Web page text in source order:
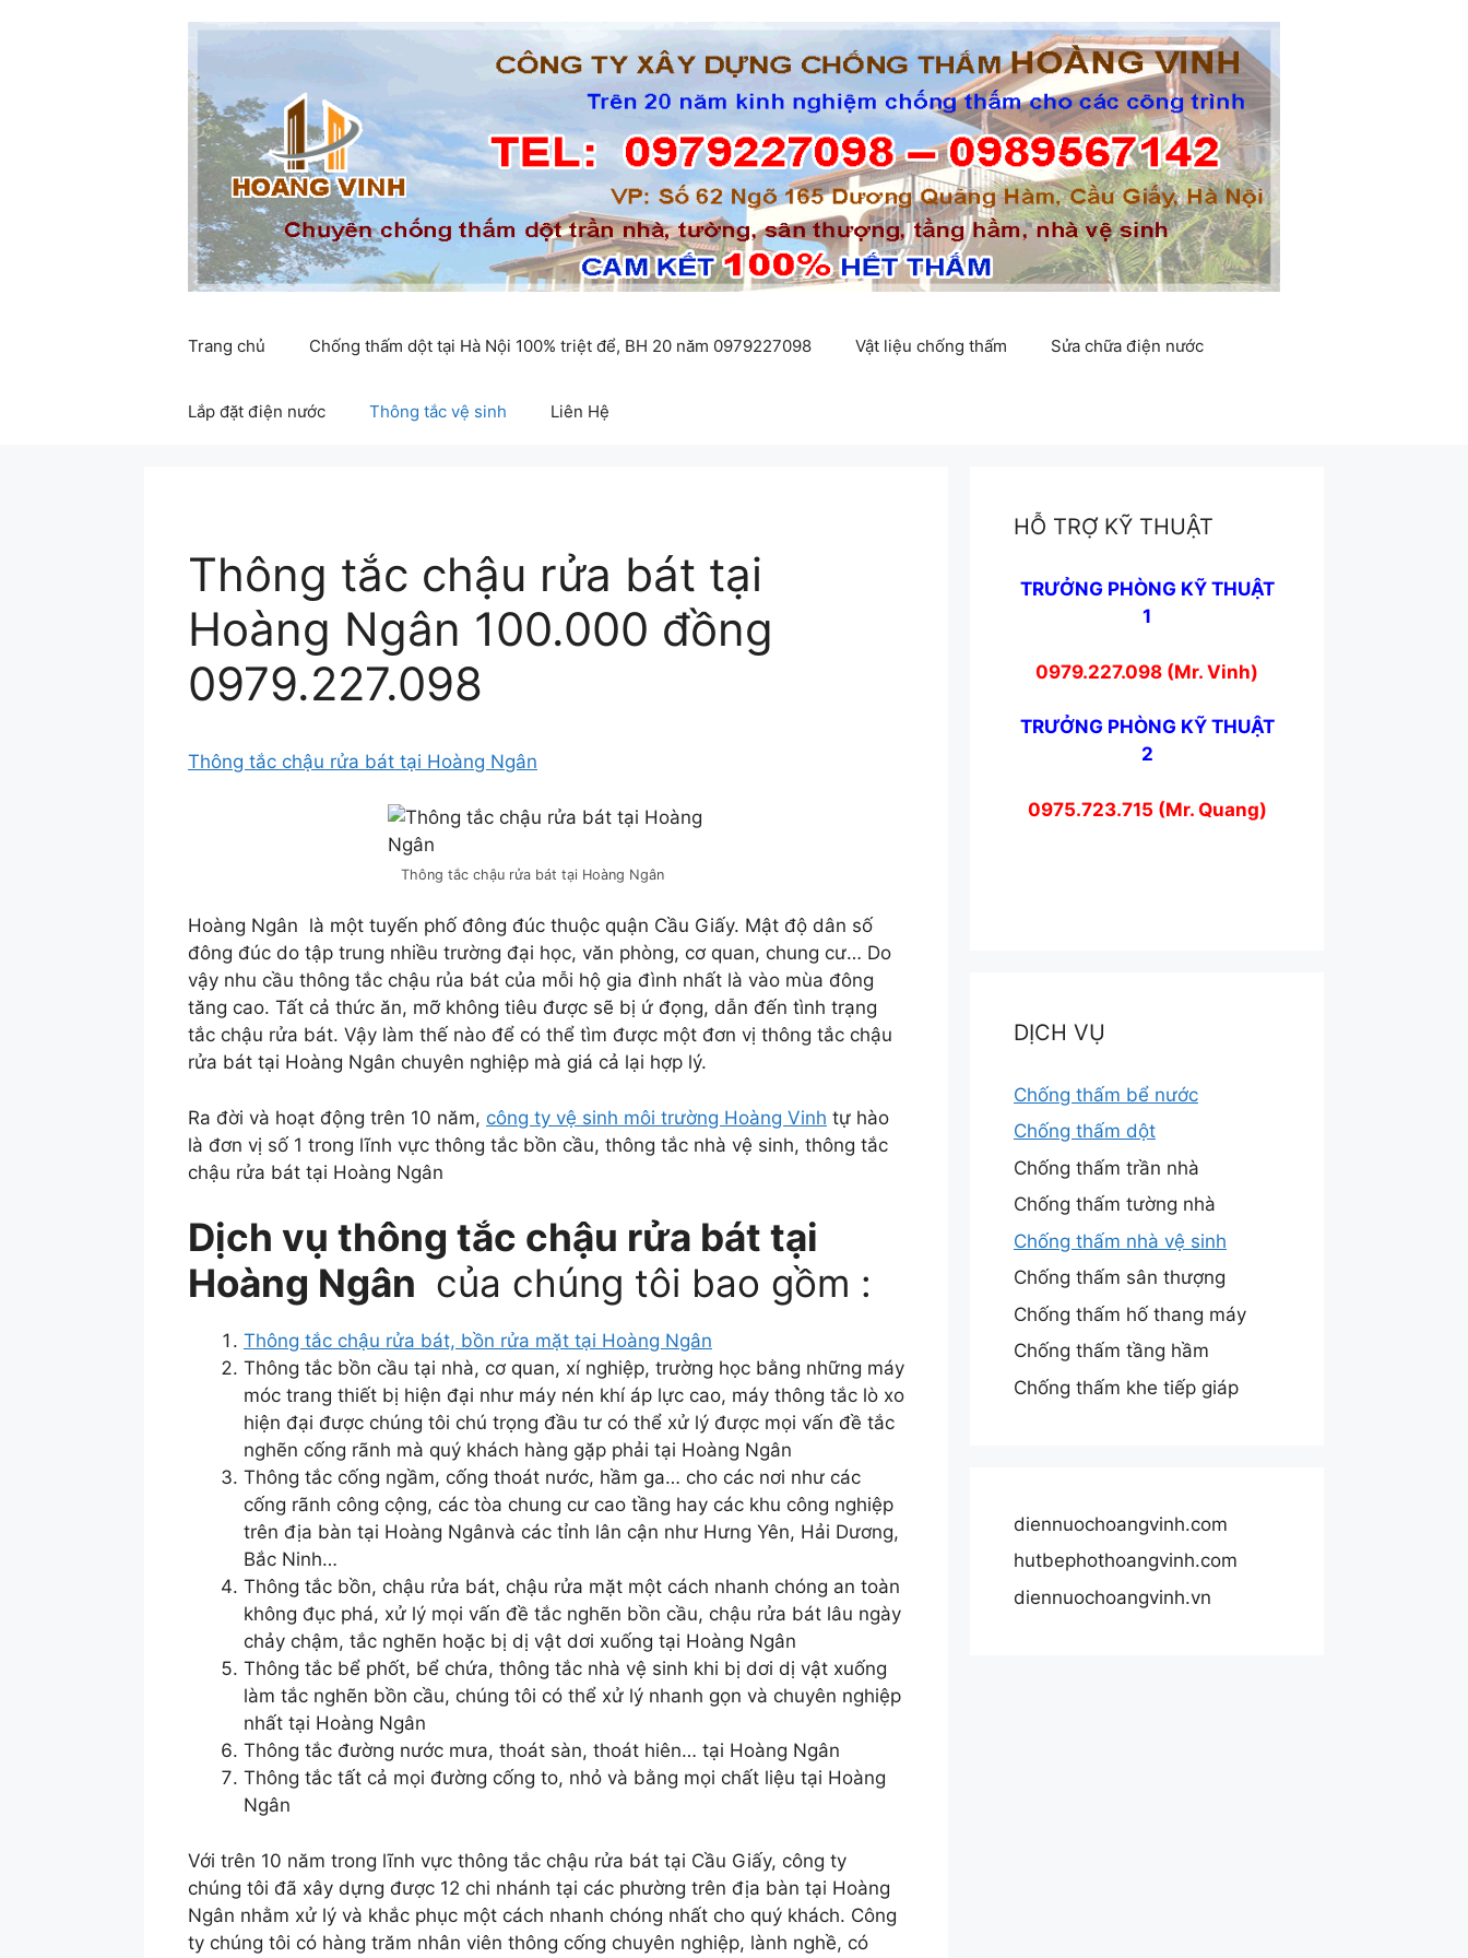
Trang chủ Chống thấm dột tại Hà Nội 100% triệt để, BH 20 năm 0979227098 Vật liệu chống thấm Sửa chữa điện nước
Lắp đặt điện nước Thông tắc vệ sinh Liên Hệ
Thông tắc chậu rửa bát tại
Hoàng Ngân 100.000 đồng
0979.227.098
Thông tắc chậu rửa bát tại Hoàng Ngân
Thông tắc chậu rửa bát tại Hoàng Ngân
Hoàng Ngân là một tuyến phố đông đúc thuộc quận Cầu Giấy. Mật độ dân số
đông đúc do tập trung nhiều trường đại học, văn phòng, cơ quan, chung cư… Do
vậy nhu cầu thông tắc chậu rủa bát của mỗi hộ gia đình nhất là vào mùa đông
tăng cao. Tất cả thức ăn, mỡ không tiêu được sẽ bị ứ đọng, dẫn đến tình trạng
tắc chậu rửa bát. Vậy làm thế nào để có thể tìm được một đơn vị thông tắc chậu
rửa bát tại Hoàng Ngân chuyên nghiệp mà giá cả lại hợp lý.
Ra đời và hoạt động trên 10 năm, công ty vệ sinh môi trường Hoàng Vinh tự hào
là đơn vị số 1 trong lĩnh vực thông tắc bồn cầu, thông tắc nhà vệ sinh, thông tắc
chậu rửa bát tại Hoàng Ngân
Dịch vụ thông tắc chậu rửa bát tại
Hoàng Ngân của chúng tôi bao gồm :
Thông tắc chậu rửa bát, bồn rửa mặt tại Hoàng Ngân
Thông tắc bồn cầu tại nhà, cơ quan, xí nghiệp, trường học bằng những máy
móc trang thiết bị hiện đại như máy nén khí áp lực cao, máy thông tắc lò xo
hiện đại được chúng tôi chú trọng đầu tư có thể xử lý được mọi vấn đề tắc
nghẽn cống rãnh mà quý khách hàng gặp phải tại Hoàng Ngân
Thông tắc cống ngầm, cống thoát nước, hầm ga… cho các nơi như các
cống rãnh công cộng, các tòa chung cư cao tầng hay các khu công nghiệp
trên địa bàn tại Hoàng Ngânvà các tỉnh lân cận như Hưng Yên, Hải Dương,
Bắc Ninh…
Thông tắc bồn, chậu rửa bát, chậu rửa mặt một cách nhanh chóng an toàn
không đục phá, xử lý mọi vấn đề tắc nghẽn bồn cầu, chậu rửa bát lâu ngày
chảy chậm, tắc nghẽn hoặc bị dị vật dơi xuống tại Hoàng Ngân
Thông tắc bể phốt, bể chứa, thông tắc nhà vệ sinh khi bị dơi dị vật xuống
làm tắc nghẽn bồn cầu, chúng tôi có thể xử lý nhanh gọn và chuyên nghiệp
nhất tại Hoàng Ngân
Thông tắc đường nước mưa, thoát sàn, thoát hiên… tại Hoàng Ngân
Thông tắc tất cả mọi đường cống to, nhỏ và bằng mọi chất liệu tại Hoàng
Ngân
Với trên 10 năm trong lĩnh vực thông tắc chậu rửa bát tại Cầu Giấy, công ty
chúng tôi đã xây dựng được 12 chi nhánh tại các phường trên địa bàn tại Hoàng
Ngân nhằm xử lý và khắc phục một cách nhanh chóng nhất cho quý khách. Công
ty chúng tôi có hàng trăm nhân viên thông cống chuyên nghiệp, lành nghề, có
HỖ TRỢ KỸ THUẬT
TRƯỞNG PHÒNG KỸ THUẬT
1
0979.227.098 (Mr. Vinh)
TRƯỞNG PHÒNG KỸ THUẬT
2
0975.723.715 (Mr. Quang)
DỊCH VỤ
Chống thấm bể nước
Chống thấm dột
Chống thấm trần nhà
Chống thấm tường nhà
Chống thấm nhà vệ sinh
Chống thấm sân thượng
Chống thấm hố thang máy
Chống thấm tầng hầm
Chống thấm khe tiếp giáp
diennuochoangvinh.com
hutbephothoangvinh.com
diennuochoangvinh.vn